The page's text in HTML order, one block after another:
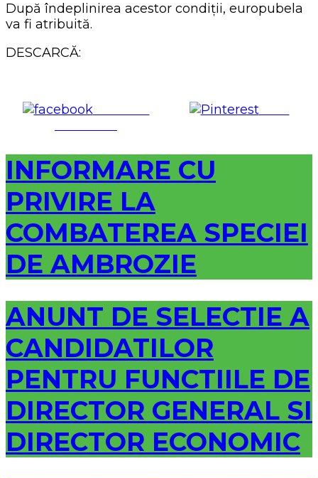
După îndeplinirea acestor condiții, europubela
va fi atribuită.
DESCARCĂ:
Share on
Save
INFORMARE CU
PRIVIRE LA
COMBATEREA SPECIEI
DE AMBROZIE
ANUNT DE SELECTIE A
CANDIDATILOR
PENTRU FUNCTIILE DE
DIRECTOR GENERAL SI
DIRECTOR ECONOMIC